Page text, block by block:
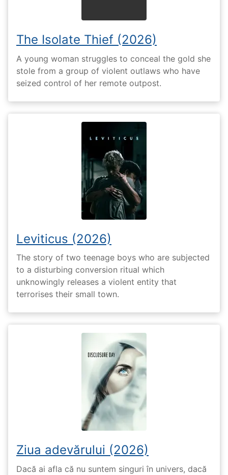
The Isolate Thief (2026)
A young woman struggles to conceal the gold she
stole from a group of violent outlaws who have
seized control of her remote outpost.
Leviticus (2026)
The story of two teenage boys who are subjected
to a disturbing conversion ritual which
unknowingly releases a violent entity that
terrorises their small town.
Ziua adevărului (2026)
Dacă ai afla că nu suntem singuri în univers, dacă